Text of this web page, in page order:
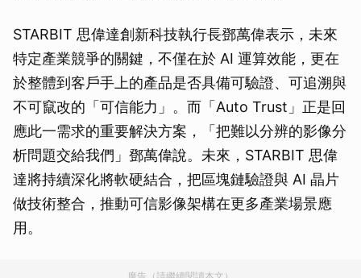
STARBIT 思偉達創新科技執行長鄧萬偉表示，未來
特定產業競爭的關鍵，不僅在於 AI 運算效能，更在
於整體到客戶手上的產品是否具備可驗證、可追溯與
不可竄改的「可信能力」。而「Auto Trust」正是回
應此一需求的重要解決方案，「把難以分辨的影像分
析問題交給我們」鄧萬偉說。未來，STARBIT 思偉
達將持續深化將軟硬結合，把區塊鏈驗證與 AI 晶片
做技術整合，推動可信影像架構在更多產業場景應
用。